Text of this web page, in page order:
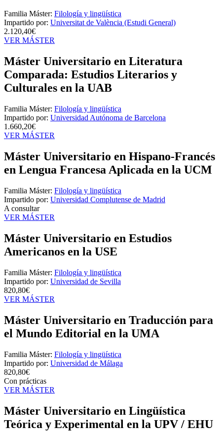
Familia Máster: Filología y lingüística
Impartido por: Universitat de València (Estudi General)
2.120,40€
VER MÁSTER
Máster Universitario en Literatura
Comparada: Estudios Literarios y
Culturales en la UAB
Familia Máster: Filología y lingüística
Impartido por: Universidad Autónoma de Barcelona
1.660,20€
VER MÁSTER
Máster Universitario en Hispano-Francés
en Lengua Francesa Aplicada en la UCM
Familia Máster: Filología y lingüística
Impartido por: Universidad Complutense de Madrid
A consultar
VER MÁSTER
Máster Universitario en Estudios
Americanos en la USE
Familia Máster: Filología y lingüística
Impartido por: Universidad de Sevilla
820,80€
VER MÁSTER
Máster Universitario en Traducción para
el Mundo Editorial en la UMA
Familia Máster: Filología y lingüística
Impartido por: Universidad de Málaga
820,80€
Con prácticas
VER MÁSTER
Máster Universitario en Lingüística
Teórica y Experimental en la UPV / EHU